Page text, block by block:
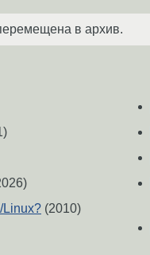
в архив.
Linux? (2010)